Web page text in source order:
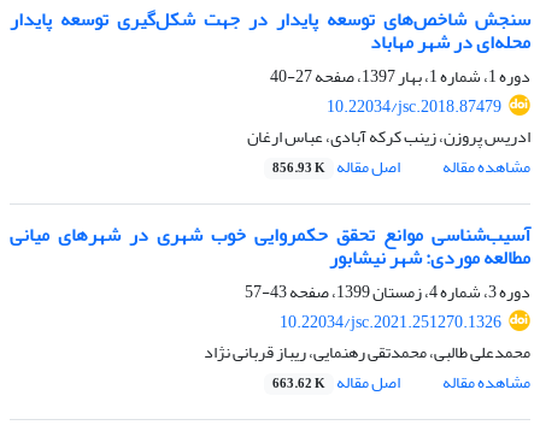
سنجش شاخص‌های توسعه پایدار در جهت شکل‌گیری توسعه پایدار
محله‌ای در شهر مهاباد
دوره 1، شماره 1، بهار 1397، صفحه
27-40
10.22034/jsc.2018.87479
ادریس پروزن، زینب کرکه آبادی، عباس ارغان
مشاهده مقاله
اصل مقاله 856.93 K
آسیب‌شناسی موانع تحقق حکمروایی خوب شهری در شهرهای میانی
مطالعه موردی: شهر نیشابور
دوره 3، شماره 4، زمستان 1399، صفحه
43-57
10.22034/jsc.2021.251270.1326
محمدعلی طالبی، محمدتقی رهنمایی، ریباز قربانی نژاد
مشاهده مقاله
اصل مقاله 663.62 K